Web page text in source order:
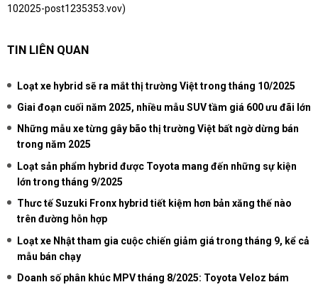
102025-post1235353.vov)
TIN LIÊN QUAN
Loạt xe hybrid sẽ ra mắt thị trường Việt trong tháng 10/2025
Giai đoạn cuối năm 2025, nhiều mẫu SUV tầm giá 600 ưu đãi lớn
Những mẫu xe từng gây bão thị trường Việt bất ngờ dừng bán
trong năm 2025
Loạt sản phẩm hybrid được Toyota mang đến những sự kiện
lớn trong tháng 9/2025
Thưc tế Suzuki Fronx hybrid tiết kiệm hơn bản xăng thế nào
trên đường hỗn hợp
Loạt xe Nhật tham gia cuộc chiến giảm giá trong tháng 9, kể cả
mẫu bán chạy
Doanh số phân khúc MPV tháng 8/2025: Toyota Veloz bám